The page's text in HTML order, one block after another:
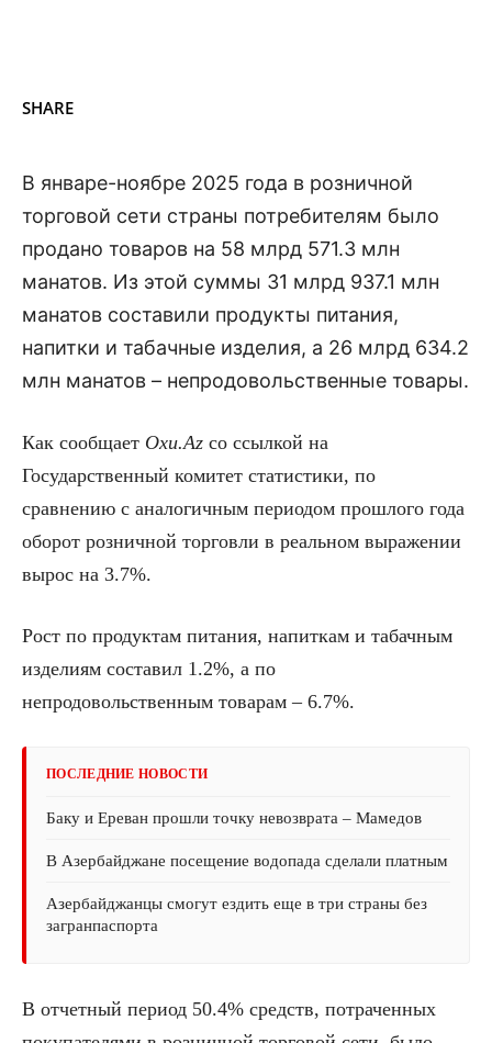
SHARE
В январе-ноябре 2025 года в розничной
торговой сети страны потребителям было
продано товаров на 58 млрд 571.3 млн
манатов. Из этой суммы 31 млрд 937.1 млн
манатов составили продукты питания,
напитки и табачные изделия, а 26 млрд 634.2
млн манатов – непродовольственные товары.
Как сообщает Oxu.Az со ссылкой на
Государственный комитет статистики, по
сравнению с аналогичным периодом прошлого года
оборот розничной торговли в реальном выражении
вырос на 3.7%.
Рост по продуктам питания, напиткам и табачным
изделиям составил 1.2%, а по
непродовольственным товарам – 6.7%.
ПОСЛЕДНИЕ НОВОСТИ
Баку и Ереван прошли точку невозврата – Мамедов
В Азербайджане посещение водопада сделали платным
Азербайджанцы смогут ездить еще в три страны без
загранпаспорта
В отчетный период 50.4% средств, потраченных